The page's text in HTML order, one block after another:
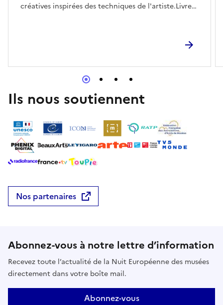
créatives inspirées des techniques de l'artiste.Livret
Ils nous soutiennent
Nos partenaires
Abonnez-vous à notre lettre d’information
Recevez toute l’actualité de la Nuit Européenne des musées
directement dans votre boîte mail.
Abonnez-vous